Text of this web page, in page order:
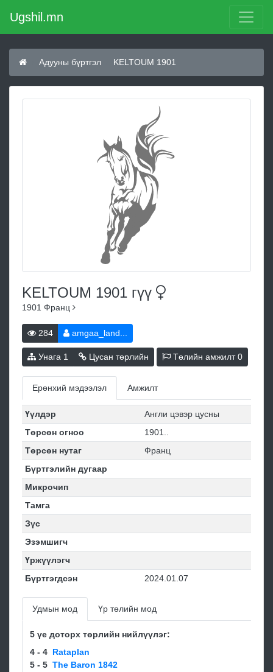
Ugshil.mn
Адууны бүртгэл KELTOUM 1901
KELTOUM 1901 гүү
1901 Франц
284 amgaa_land...
Унага 1 Цусан төрлийн Төлийн амжилт0
Ерөнхий мэдээлэл Амжилт
Үүлдэр
Англи цэвэр цусны
Төрсөн огноо
1901..
Төрсөн нутаг
Франц
Бүртгэлийн дугаар
Микрочип
Тамга
Зүс
Эзэмшигч
Үржүүлэгч
Бүртгэгдсэн
2024.01.07
Удмын мод Үр төлийн мод
5 үе доторх төрлийн нийлүүлэг:
4 - 4 Rataplan
5 - 5 The Baron 1842